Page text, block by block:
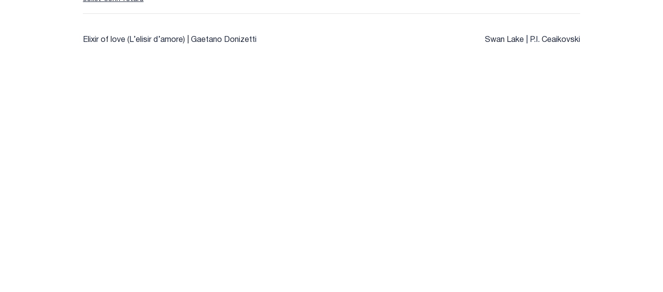
Elixir of love (L’elisir d’amore) | Gaetano Donizetti Swan Lake | P.I. Ceaikovski